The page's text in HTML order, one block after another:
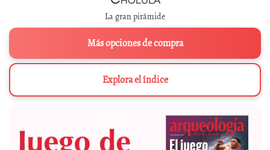
La gran pirámide
Más opciones de compra
Explora el índice